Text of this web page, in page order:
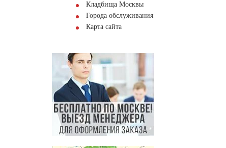
Кладбища Москвы
Города обслуживания
Карта сайта